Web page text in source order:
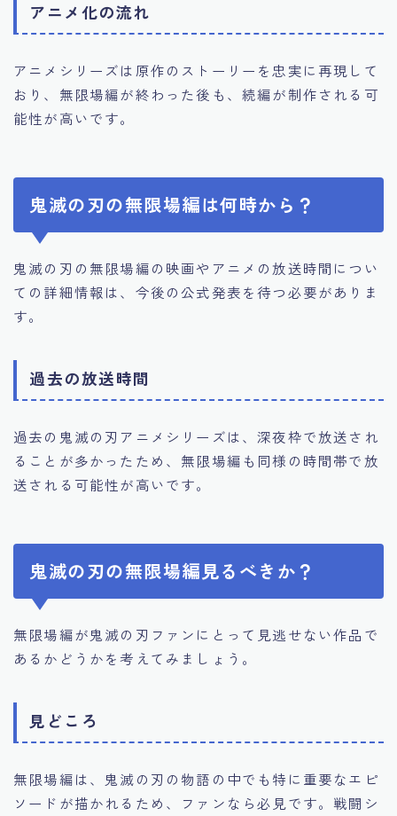
アニメ化の流れ
アニメシリーズは原作のストーリーを忠実に再現して
おり、無限場編が終わった後も、続編が制作される可
能性が高いです。
鬼滅の刃の無限場編は何時から？
鬼滅の刃の無限場編の映画やアニメの放送時間につい
ての詳細情報は、今後の公式発表を待つ必要がありま
す。
過去の放送時間
過去の鬼滅の刃アニメシリーズは、深夜枠で放送され
ることが多かったため、無限場編も同様の時間帯で放
送される可能性が高いです。
鬼滅の刃の無限場編見るべきか？
無限場編が鬼滅の刃ファンにとって見逃せない作品で
あるかどうかを考えてみましょう。
見どころ
無限場編は、鬼滅の刃の物語の中でも特に重要なエピ
ソードが描かれるため、ファンなら必見です。戦闘シ